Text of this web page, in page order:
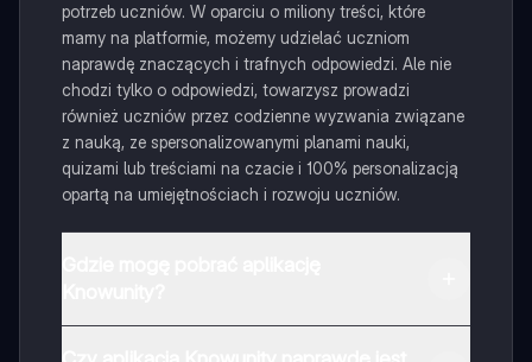
potrzeb uczniów. W oparciu o miliony treści, które
mamy na platformie, możemy udzielać uczniom
naprawdę znaczących i trafnych odpowiedzi. Ale nie
chodzi tylko o odpowiedzi, towarzysz prowadzi
również uczniów przez codzienne wyzwania związane
z nauką, ze spersonalizowanymi planami nauki,
quizami lub treściami na czacie i 100% personalizacją
opartą na umiejętnościach i rozwoju uczniów.